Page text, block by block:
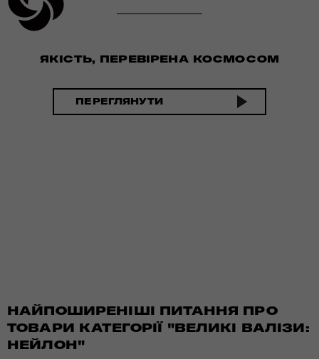
ЯКІСТЬ, ПЕРЕВІРЕНА КОСМОСОМ
ПЕРЕГЛЯНУТИ
НАЙПОШИРЕНІШІ ПИТАННЯ ПРО
ТОВАРИ КАТЕГОРІЇ "ВЕЛИКІ ВАЛІЗИ:
НЕЙЛОН"